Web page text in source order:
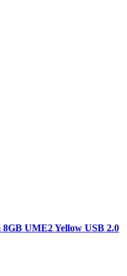
UME2 Yellow USB 2.0